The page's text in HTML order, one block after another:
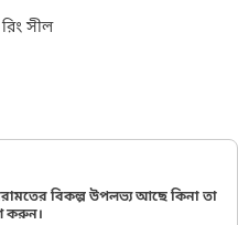
সীল
বিকল্প উপলভ্য আছে কিনা তা
করুন।